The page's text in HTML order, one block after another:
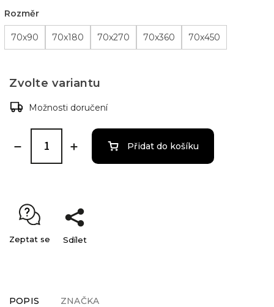
Rozměr
70x90 70x180 70x270 70x360 70x450
Zvolte variantu
Možnosti doručení
Přidat do košíku
Zeptat se Sdílet
POPIS ZNAČKA